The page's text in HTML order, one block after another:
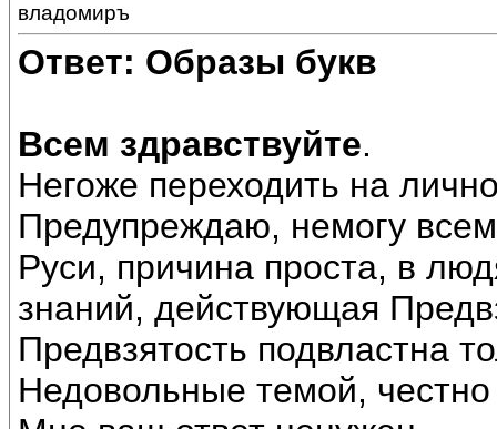
владомиръ
Ответ: Образы букв
Всем здравствуйте.
Негоже переходить на
Предупреждаю, немогу
Руси, причина проста, в
знаний, действующая
Предвзятость подвластна
Недовольные темой, честно